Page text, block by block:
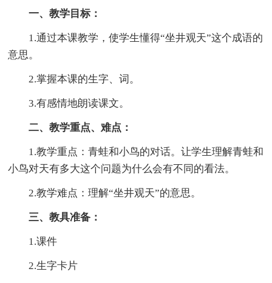
一、教学目标：
1.通过本课教学，使学生懂得“坐井观天”这个成语的
意思。
2.掌握本课的生字、词。
3.有感情地朗读课文。
二、教学重点、难点：
1.教学重点：青蛙和小鸟的对话。让学生理解青蛙和
小鸟对天有多大这个问题为什么会有不同的看法。
2.教学难点：理解“坐井观天”的意思。
三、教具准备：
1.课件
2.生字卡片